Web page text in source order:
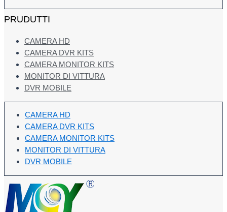
PRUDUTTI
CAMERA HD
CAMERA DVR KITS
CAMERA MONITOR KITS
MONITOR DI VITTURA
DVR MOBILE
CAMERA HD
CAMERA DVR KITS
CAMERA MONITOR KITS
MONITOR DI VITTURA
DVR MOBILE